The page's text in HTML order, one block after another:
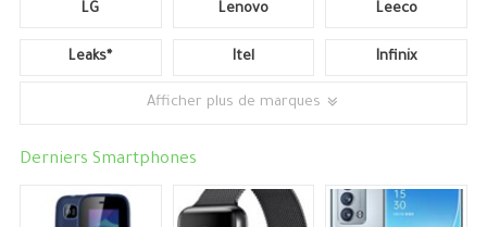
LG Lenovo Leeco
Leaks* Itel Infinix
Afficher plus de marques
Derniers Smartphones